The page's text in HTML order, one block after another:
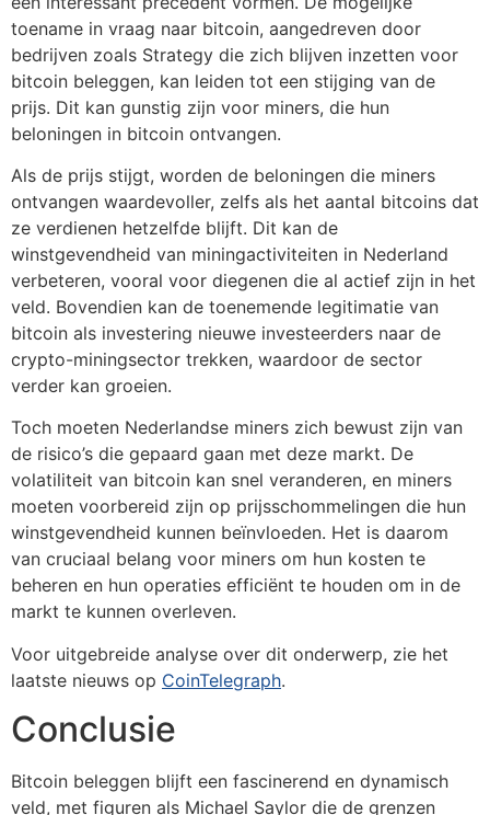
toename in vraag naar bitcoin, aangedreven door
bedrijven zoals Strategy die zich blijven inzetten voor
bitcoin beleggen, kan leiden tot een stijging van de
prijs. Dit kan gunstig zijn voor miners, die hun
beloningen in bitcoin ontvangen.
Als de prijs stijgt, worden de beloningen die miners
ontvangen waardevoller, zelfs als het aantal bitcoins dat
ze verdienen hetzelfde blijft. Dit kan de
winstgevendheid van miningactiviteiten in Nederland
verbeteren, vooral voor diegenen die al actief zijn in het
veld. Bovendien kan de toenemende legitimatie van
bitcoin als investering nieuwe investeerders naar de
crypto-miningsector trekken, waardoor de sector
verder kan groeien.
Toch moeten Nederlandse miners zich bewust zijn van
de risico’s die gepaard gaan met deze markt. De
volatiliteit van bitcoin kan snel veranderen, en miners
moeten voorbereid zijn op prijsschommelingen die hun
winstgevendheid kunnen beïnvloeden. Het is daarom
van cruciaal belang voor miners om hun kosten te
beheren en hun operaties efficiënt te houden om in de
markt te kunnen overleven.
Voor uitgebreide analyse over dit onderwerp, zie het
laatste nieuws op CoinTelegraph.
Conclusie
Bitcoin beleggen blijft een fascinerend en dynamisch
veld, met figuren als Michael Saylor die de grenzen